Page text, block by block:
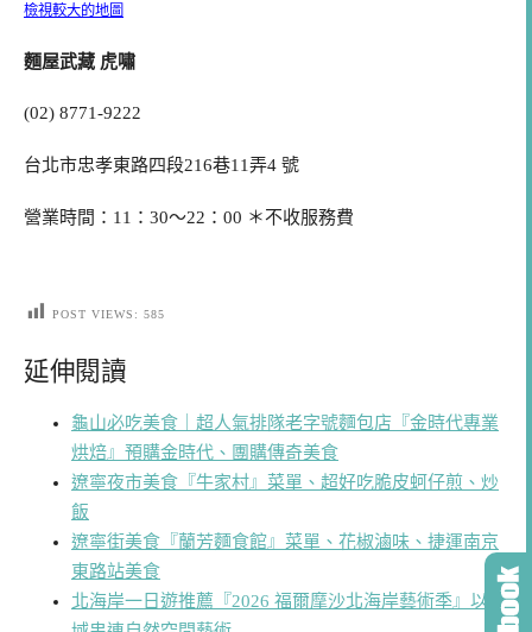
檢視較大的地圖
麵屋武藏 虎嘯
(02) 8771-9222
台北市忠孝東路四段216巷11弄4 號
營業時間：11：30～22：00 ＊不收服務費
POST VIEWS: 585
延伸閱讀
龜山必吃美食｜超人氣排隊老字號麵包店『金時代專業
烘焙』預購金時代、團購傳奇美食
遼寧夜市美食『牛家村』菜單、超好吃脆皮蚵仔煎、炒
飯
遼寧街美食『蘭芳麵食館』菜單、花椒滷味、捷運南京
東路站美食
北海岸一日遊推薦『2026 福爾摩沙北海岸藝術季』以流